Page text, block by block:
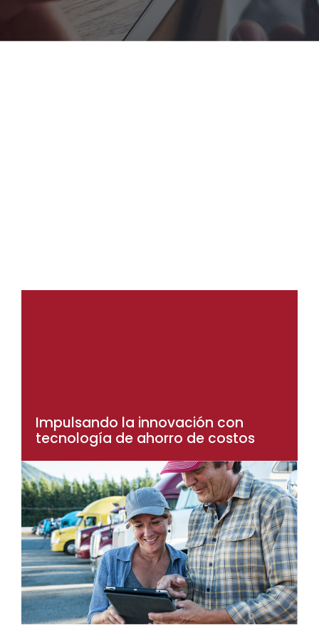
Impulsando la innovación con
tecnología de ahorro de costos